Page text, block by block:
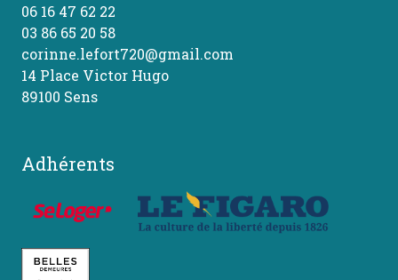
06 16 47 62 22
03 86 65 20 58
corinne.lefort720@gmail.com
14 Place Victor Hugo
89100 Sens
Adhérents